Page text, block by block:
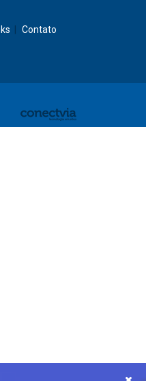
Contato